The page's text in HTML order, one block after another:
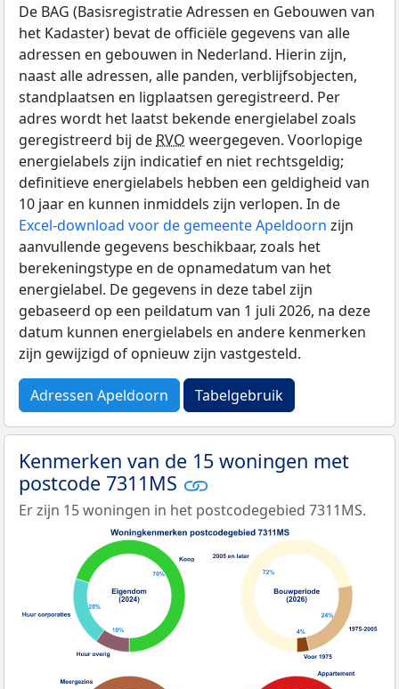
De BAG (Basisregistratie Adressen en Gebouwen van
het Kadaster) bevat de officiële gegevens van alle
adressen en gebouwen in Nederland. Hierin zijn,
naast alle adressen, alle panden, verblijfsobjecten,
standplaatsen en ligplaatsen geregistreerd. Per
adres wordt het laatst bekende energielabel zoals
geregistreerd bij de RVO weergegeven. Voorlopige
energielabels zijn indicatief en niet rechtsgeldig;
definitieve energielabels hebben een geldigheid van
10 jaar en kunnen inmiddels zijn verlopen. In de
Excel-download voor de gemeente Apeldoorn zijn
aanvullende gegevens beschikbaar, zoals het
berekeningstype en de opnamedatum van het
energielabel. De gegevens in deze tabel zijn
gebaseerd op een peildatum van 1 juli 2026, na deze
datum kunnen energielabels en andere kenmerken
zijn gewijzigd of opnieuw zijn vastgesteld.
Adressen Apeldoorn Tabelgebruik
Kenmerken van de 15 woningen met
postcode 7311MS
Er zijn 15 woningen in het postcodegebied 7311MS.